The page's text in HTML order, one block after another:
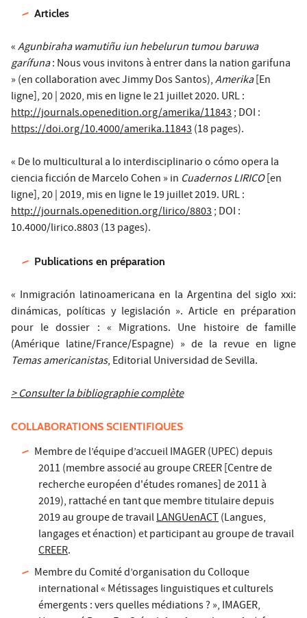
Articles
«Agunbiraha wamutiñu iun hebelurun tumou baruwa
garífuna: Nous vous invitons à entrer dans la nation garifuna
» (en collaboration avec Jimmy Dos Santos),Amerika[En
ligne], 20 | 2020, mis en ligne le 21 juillet 2020. URL :
http://journals.openedition.org/amerika/11843; DOI :
https://doi.org/10.4000/amerika.11843(18 pages).
« De lo multicultural a lo interdisciplinario o cómo opera la
ciencia ficción de Marcelo Cohen » in Cuadernos LIRICO[en
ligne], 20 | 2019, mis en ligne le 19 juillet 2019. URL :
http://journals.openedition.org/lirico/8803; DOI :
10.4000/lirico.8803 (13 pages).
Publications en préparation
« Inmigración latinoamericana en la Argentina del siglo xxi:
dinámicas, políticas y legislación ». Article en préparation
pour le dossier : « Migrations. Une histoire de famille
(Amérique latine/France/Espagne) » de la revue en ligne
Temas americanistas, Editorial Universidad de Sevilla.
> Consulter la bibliographie complète
COLLABORATIONS SCIENTIFIQUES
Membre de l’équipe d’accueil IMAGER (UPEC) depuis
2011 (membre associé au groupe CREER [Centre de
recherche européen d'études romanes] de 2011 à
2019), rattaché en tant que membre titulaire depuis
2019 au groupe de travailLANGUenACT(Langues,
langages et énaction) et participant au groupe de travail
CREER.
Membre du Comité d’organisation du Colloque
international « Métissages linguistiques et culturels
émergents : vers quelles médiations ? », IMAGER,